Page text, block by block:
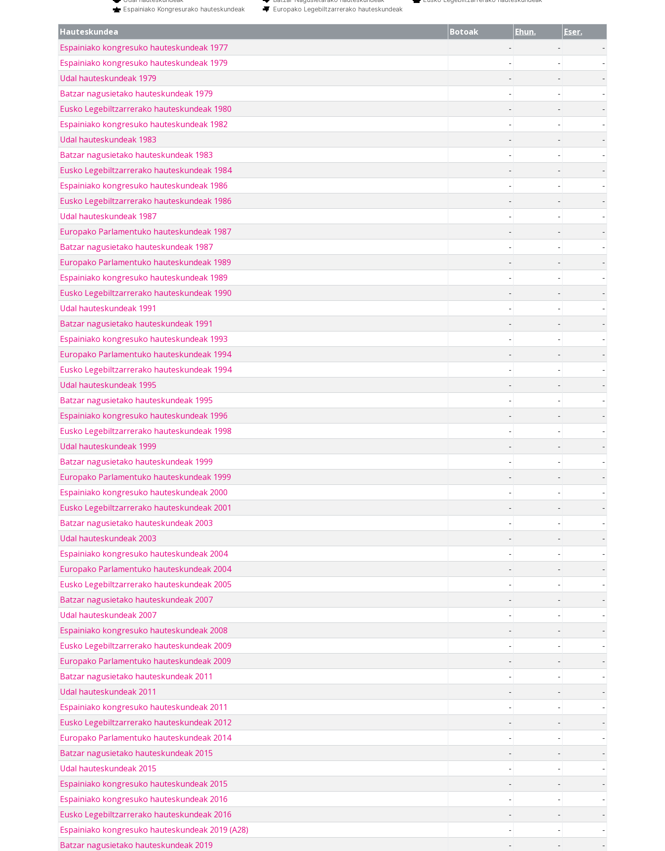
Espainiako Kongresurako hauteskundeak
Europako Legebiltzarrerako hauteskundeak
Hauteskundea Botoak Ehun.
Eser.
Espainiako kongresuko hauteskundeak 1977
- -
-
Espainiako kongresuko hauteskundeak 1979
- -
-
Udal hauteskundeak 1979
- -
-
Batzar nagusietako hauteskundeak 1979
- -
-
Eusko Legebiltzarrerako hauteskundeak 1980
- -
-
Espainiako kongresuko hauteskundeak 1982
- -
-
Udal hauteskundeak 1983
- -
-
Batzar nagusietako hauteskundeak 1983
- -
-
Eusko Legebiltzarrerako hauteskundeak 1984
- -
-
Espainiako kongresuko hauteskundeak 1986
- -
-
Eusko Legebiltzarrerako hauteskundeak 1986
- -
-
Udal hauteskundeak 1987
- -
-
Europako Parlamentuko hauteskundeak 1987
- -
-
Batzar nagusietako hauteskundeak 1987
- -
-
Europako Parlamentuko hauteskundeak 1989
- -
-
Espainiako kongresuko hauteskundeak 1989
- -
-
Eusko Legebiltzarrerako hauteskundeak 1990
- -
-
Udal hauteskundeak 1991
- -
-
Batzar nagusietako hauteskundeak 1991
- -
-
Espainiako kongresuko hauteskundeak 1993
- -
-
Europako Parlamentuko hauteskundeak 1994
- -
-
Eusko Legebiltzarrerako hauteskundeak 1994
- -
-
Udal hauteskundeak 1995
- -
-
Batzar nagusietako hauteskundeak 1995
- -
-
Espainiako kongresuko hauteskundeak 1996
- -
-
Eusko Legebiltzarrerako hauteskundeak 1998
- -
-
Udal hauteskundeak 1999
- -
-
Batzar nagusietako hauteskundeak 1999
- -
-
Europako Parlamentuko hauteskundeak 1999
- -
-
Espainiako kongresuko hauteskundeak 2000
- -
-
Eusko Legebiltzarrerako hauteskundeak 2001
- -
-
Batzar nagusietako hauteskundeak 2003
- -
-
Udal hauteskundeak 2003
- -
-
Espainiako kongresuko hauteskundeak 2004
- -
-
Europako Parlamentuko hauteskundeak 2004
- -
-
Eusko Legebiltzarrerako hauteskundeak 2005
- -
-
Batzar nagusietako hauteskundeak 2007
- -
-
Udal hauteskundeak 2007
- -
-
Espainiako kongresuko hauteskundeak 2008
- -
-
Eusko Legebiltzarrerako hauteskundeak 2009
- -
-
Europako Parlamentuko hauteskundeak 2009
- -
-
Batzar nagusietako hauteskundeak 2011
- -
-
Udal hauteskundeak 2011
- -
-
Espainiako kongresuko hauteskundeak 2011
- -
-
Eusko Legebiltzarrerako hauteskundeak 2012
- -
-
Europako Parlamentuko hauteskundeak 2014
- -
-
Batzar nagusietako hauteskundeak 2015
- -
-
Udal hauteskundeak 2015
- -
-
Espainiako kongresuko hauteskundeak 2015
- -
-
Espainiako kongresuko hauteskundeak 2016
- -
-
Eusko Legebiltzarrerako hauteskundeak 2016
- -
-
Espainiako kongresuko hauteskundeak 2019 (A28)
- -
-
Batzar nagusietako hauteskundeak 2019
- -
-